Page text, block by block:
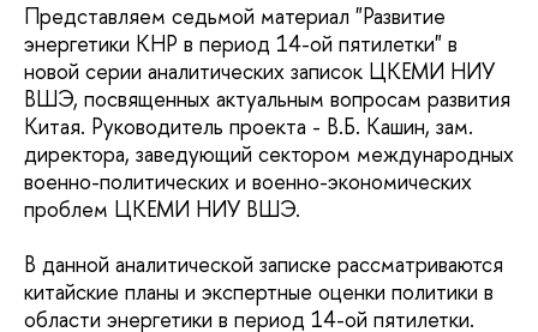
Представляем седьмой материал "Развитие
энергетики КНР в период 14-ой пятилетки" в
новой серии аналитических записок ЦКЕМИ НИУ
ВШЭ, посвященных актуальным вопросам развития
Китая. Руководитель проекта - В.Б. Кашин, зам.
директора, заведующий сектором международных
военно-политических и военно-экономических
проблем ЦКЕМИ НИУ ВШЭ.
В данной аналитической записке рассматриваются
китайские планы и экспертные оценки политики в
области энергетики в период 14-ой пятилетки.